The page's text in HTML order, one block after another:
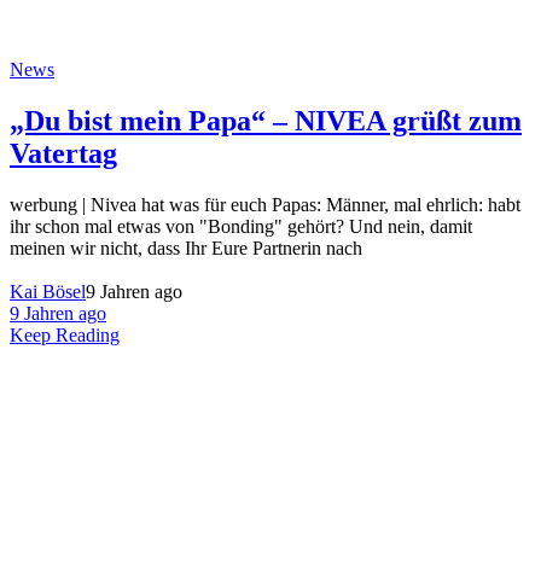
News
„Du bist mein Papa“ – NIVEA grüßt zum
Vatertag
werbung | Nivea hat was für euch Papas: Männer, mal ehrlich: habt
ihr schon mal etwas von "Bonding" gehört? Und nein, damit
meinen wir nicht, dass Ihr Eure Partnerin nach
Kai Bösel9 Jahren ago
9 Jahren ago
Keep Reading